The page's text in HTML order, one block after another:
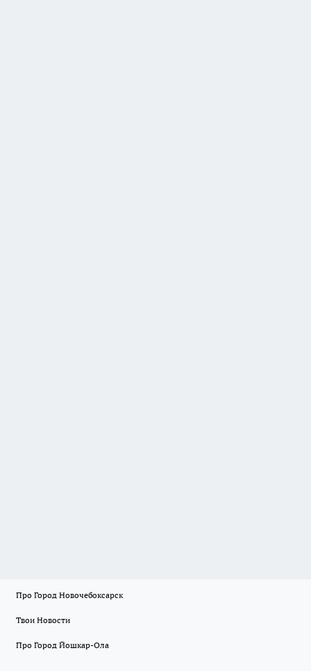
Про Город Новочебоксарск
Твои Новости
Про Город Йошкар-Ола